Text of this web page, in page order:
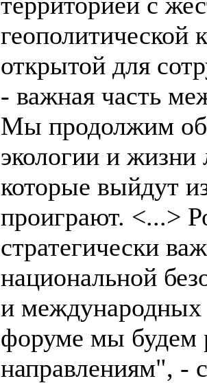
геополитической
открытой для
- важная часть
Мы продолжим
экологии и
которые выйдут
проиграют. <...>
стратегически
национальной
и международных
форуме мы будем
направлениям", -